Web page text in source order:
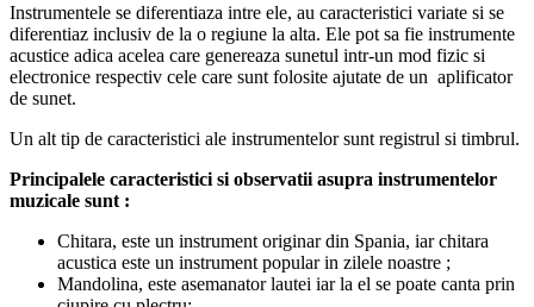
Instrumentele se diferentiaza intre ele, au caracteristici variate si se
diferentiaz inclusiv de la o regiune la alta. Ele pot sa fie instrumente
acustice adica acelea care genereaza sunetul intr-un mod fizic si
electronice respectiv cele care sunt folosite ajutate de un aplificator
de sunet.
Un alt tip de caracteristici ale instrumentelor sunt registrul si timbrul.
Principalele caracteristici si observatii asupra instrumentelor
muzicale sunt :
Chitara, este un instrument originar din Spania, iar chitara
acustica este un instrument popular in zilele noastre ;
Mandolina, este asemanator lautei iar la el se poate canta prin